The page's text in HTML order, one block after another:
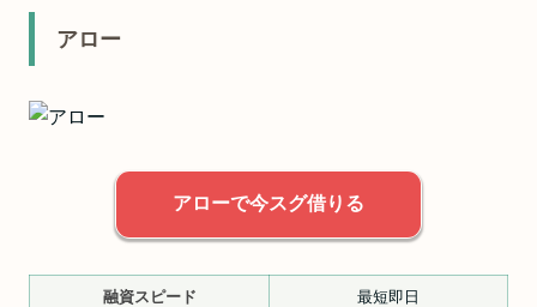
アロー
アローで今スグ借りる
融資スピード 最短即日